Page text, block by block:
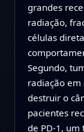
grandes
radiação,
células
Segundo,
radiação em
destruir o
pacientes
de PD‑1,